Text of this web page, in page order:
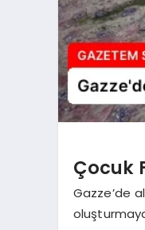
Çocuk
Gazze’de